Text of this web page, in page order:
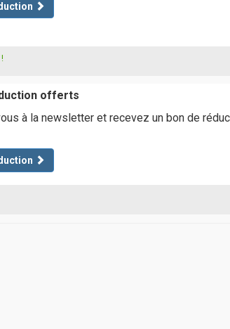
offerts
à la newsletter et recevez un bon de